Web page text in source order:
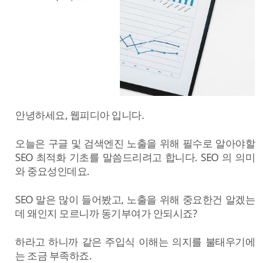
안녕하세요, 웹피디아 입니다.
오늘은 구글 및 검색엔진 노출을 위해 필수로 알아야할
SEO 최적화 기초를 말씀드리려고 합니다. SEO 의 의미
와 중요성인데요.
SEO 말은 많이 들어봤고, 노출을 위해 중요한건 알겠는
데 왜인지 모르니까 동기부여가 안되시죠?
하라고 하니까 같은 주입식 이해는 의지를 불태우기에
는 조금 부족하죠.